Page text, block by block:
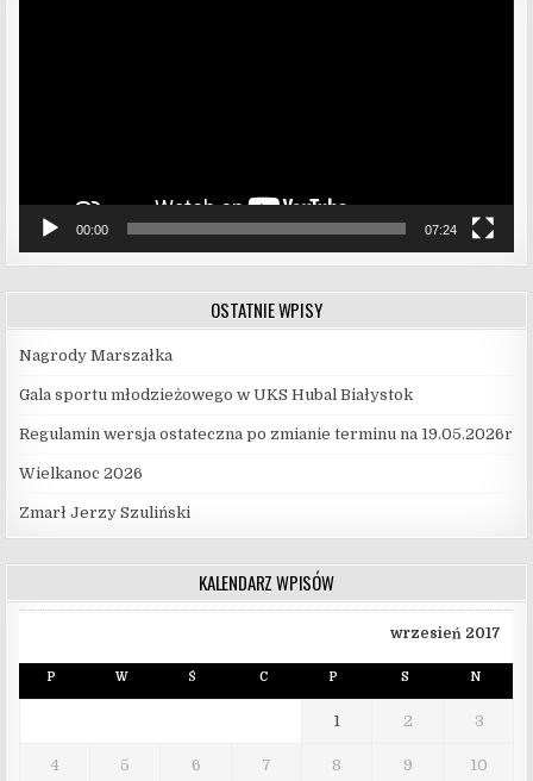
00:00 07:24
OSTATNIE WPISY
Nagrody Marszałka
Gala sportu młodzieżowego w UKS Hubal Białystok
Regulamin wersja ostateczna po zmianie terminu na 19.05.2026r
Wielkanoc 2026
Zmarł Jerzy Szuliński
KALENDARZ WPISÓW
wrzesień 2017
P W Ś C P S N
1 2 3
4 5 6 7 8 9 10